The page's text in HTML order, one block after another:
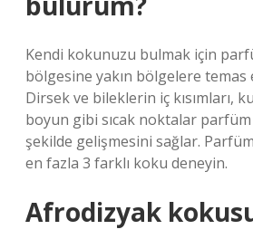
Kendi kokunuzu bulmak için
bölgesine yakın bölgelere
Dirsek ve bileklerin iç kısımları,
boyun gibi sıcak noktalar
şekilde gelişmesini sağlar.
en fazla 3 farklı koku deneyin.
Afrodizyak